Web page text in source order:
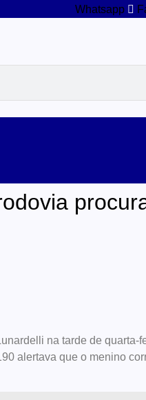
Whatsapp
na tarde de
alertava que o menino